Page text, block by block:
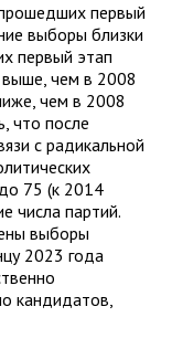
первый
выборы близки
первый этап
чем в 2008
чем в 2008
что после
с радикальной
75 (к 2014
числа партий.
выборы
2023 года
кандидатов,